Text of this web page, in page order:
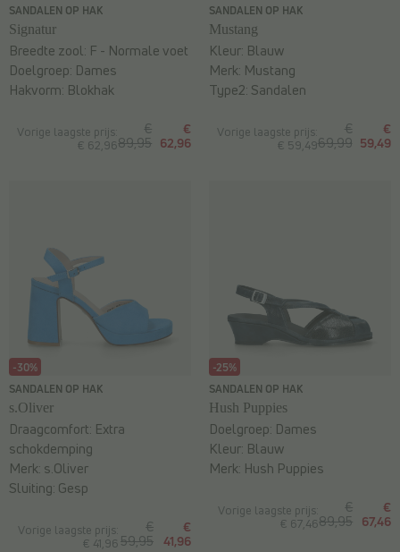
SANDALEN OP HAK
Signatur
Vorige laagste prijs:
€ 62,96
€
89,95
€
62,96
Breedte zool: F - Normale voet
Doelgroep: Dames
Hakvorm: Blokhak
SANDALEN OP HAK
Mustang
Vorige laagste prijs:
€ 59,49
€
69,99
€
59,49
Kleur: Blauw
Merk: Mustang
Type2: Sandalen
-30%
SANDALEN OP HAK
s.Oliver
Vorige laagste prijs:
€ 41,96
€
59,95
€
41,96
Draagcomfort: Extra
schokdemping
Merk: s.Oliver
Sluiting: Gesp
-25%
SANDALEN OP HAK
Hush Puppies
Vorige laagste prijs:
€ 67,46
€
89,95
€
67,46
Doelgroep: Dames
Kleur: Blauw
Merk: Hush Puppies